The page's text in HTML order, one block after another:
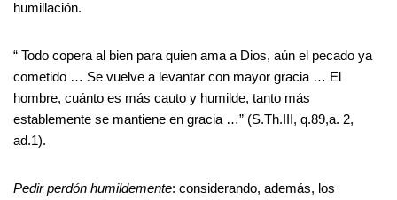
humillación.
“ Todo copera al bien para quien ama a Dios, aún el pecado ya
cometido … Se vuelve a levantar con mayor gracia … El
hombre, cuánto es más cauto y humilde, tanto más
establemente se mantiene en gracia …” (S.Th.III, q.89,a. 2,
ad.1).
Pedir perdón humildemente: considerando, además, los